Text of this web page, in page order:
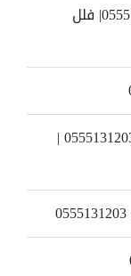
شركة تنظيف في الجميرا دبي |0555131203| فلل
شركة جلي وتلميع رخام في الشارقة |0555131203 |